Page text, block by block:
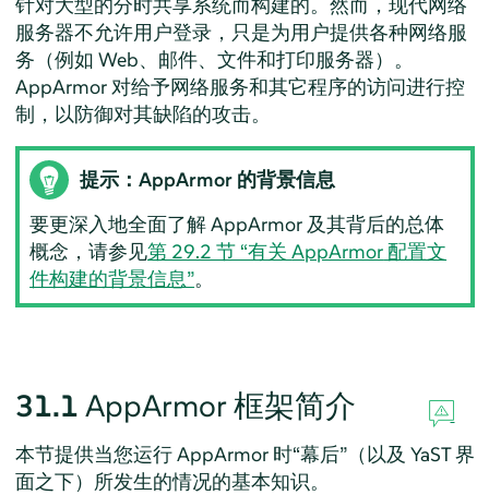
服务器不允许用户登录，只是为用户提供各种网络服
务（例如 Web、邮件、文件和打印服务器）。
AppArmor 对给予网络服务和其它程序的访问进行控
制，以防御对其缺陷的攻击。
提示：AppArmor 的背景信息
要更深入地全面了解AppArmor 及其背后的总体
概念，请参见第 29.2 节 “有关AppArmor配置文
件构建的背景信息”。
31.1 AppArmor框架简介
本节提供当您运行AppArmor时“幕后”（以及 YaST 界
面之下）所发生的情况的基本知识。